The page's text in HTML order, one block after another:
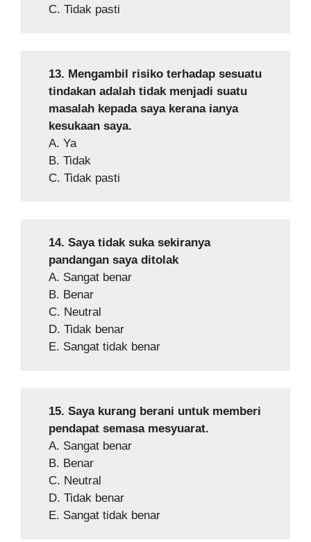
C. Tidak pasti
13. Mengambil risiko terhadap sesuatu
tindakan adalah tidak menjadi suatu
masalah kepada saya kerana ianya
kesukaan saya.
A. Ya
B. Tidak
C. Tidak pasti
14. Saya tidak suka sekiranya
pandangan saya ditolak
A. Sangat benar
B. Benar
C. Neutral
D. Tidak benar
E. Sangat tidak benar
15. Saya kurang berani untuk memberi
pendapat semasa mesyuarat.
A. Sangat benar
B. Benar
C. Neutral
D. Tidak benar
E. Sangat tidak benar